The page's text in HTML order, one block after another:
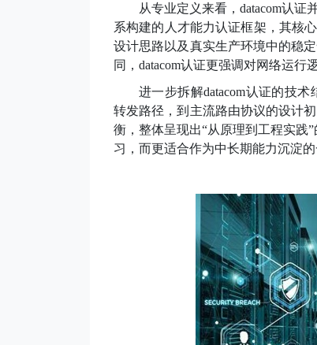
从专业定义来看，datacom认证
系构建的人才能力认证框架，其核
设计思路以及真实生产环境中的稳
同，datacom认证更强调对网络运
进一步拆解datacom认证的技
转发路径，到主流路由协议的设计
衡，整体呈现出“从原理到工程实践
习，而更适合作为中长期能力沉淀